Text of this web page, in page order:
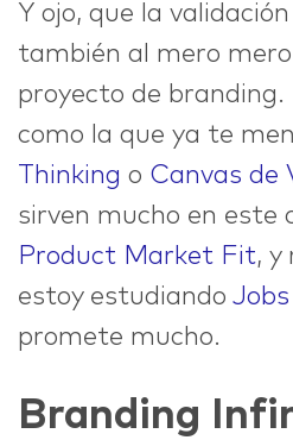
Y ojo, que la
también al mero mero
proyecto de branding.
como la que ya te
Thinking o Canvas de
sirven mucho en este
Product Market Fit, y
estoy estudiando
promete mucho.
Branding